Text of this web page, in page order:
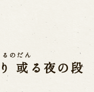
故鶴澤友路師匠
のだん
或る夜の段